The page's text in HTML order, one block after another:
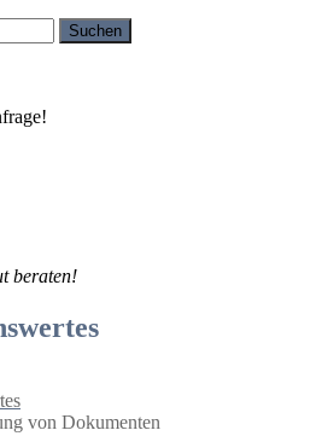
beraten!
von Dokumenten